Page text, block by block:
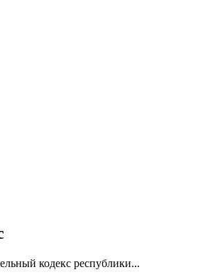
кодекс республики...